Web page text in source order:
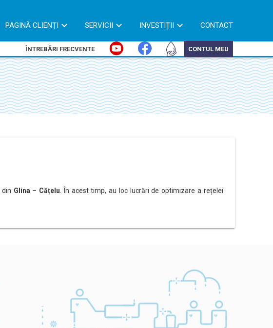
PAGINĂ CLIENȚI SERVICII INVESTIȚII CONTACT
ÎNTREBĂRI FRECVENTE CONTUL MEU
din Glina – Cățelu . În acest timp, au loc lucrări de optimizare a rețelei